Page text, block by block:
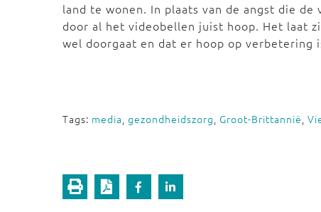
land te wonen. In plaats van de angst die
door al het videobellen juist hoop. Het laat
wel doorgaat en dat er hoop op verbetering
Tags: media, gezondheidszorg, Groot-Brittannië,